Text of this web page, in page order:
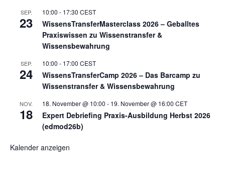
SEP.
23
10:00 - 17:30 CEST
WissensTransferMasterclass 2026 – Geballtes
Praxiswissen zu Wissenstransfer &
Wissensbewahrung
SEP.
24
10:00 - 17:00 CEST
WissensTransferCamp 2026 – Das Barcamp zu
Wissenstransfer & Wissensbewahrung
NOV.
18
18. November @ 10:00 - 19. November @ 16:00 CET
Expert Debriefing Praxis-Ausbildung Herbst 2026
(edmod26b)
Kalender anzeigen